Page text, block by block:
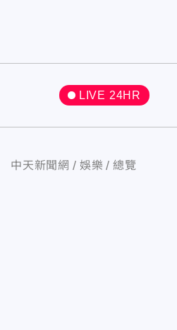
LIVE 24HR
中天新聞網 娛樂 總覽